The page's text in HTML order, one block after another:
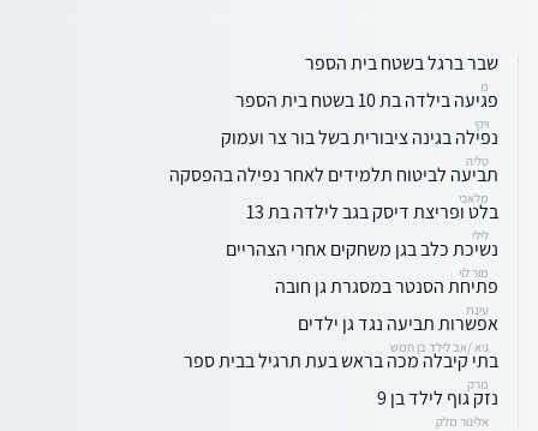
שבר ברגל בשטח בית הספר
מ
פגיעה בילדה בת 10 בשטח בית הספר
ויקי
נפילה בגינה ציבורית בשל בור צר ועמוק
טליה
תביעה לביטוח תלמידים לאחר נפילה בהפסקה
מלאכי
בלט ופריצת דיסק בגב לילדה בת 13
לילי
נשיכת כלב בגן משחקים אחרי הצהריים
מור לוי
פתיחת הסנטר במסגרת גן חובה
עינת
אפשרות תביעה נגד גן ילדים
גיא /אב לילד בן חמש
בתי קיבלה מכה בראש בעת תרגיל בבית ספר
מרק
נזק גוף לילד בן 9
אלינור מלק